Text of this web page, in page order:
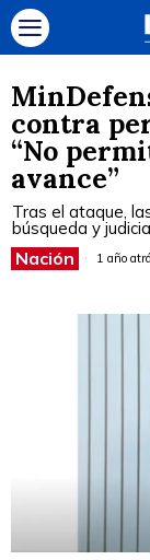
contra
“No
avance”
Tras el ataque,
búsqueda y
Nación 1 año